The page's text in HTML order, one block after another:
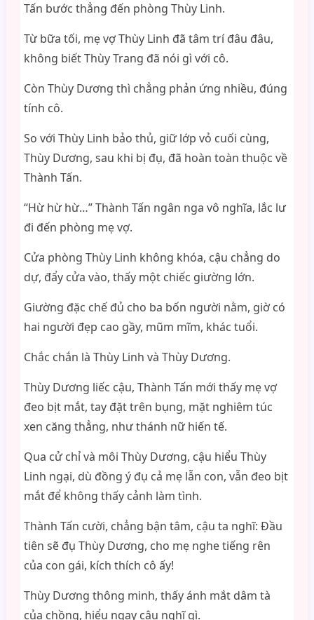
Tấn bước thẳng đến phòng Thùy Linh.
Từ bữa tối, mẹ vợ Thùy Linh đã tâm trí đâu đâu,
không biết Thùy Trang đã nói gì với cô.
Còn Thùy Dương thì chẳng phản ứng nhiều, đúng
tính cô.
So với Thùy Linh bảo thủ, giữ lớp vỏ cuối cùng,
Thùy Dương, sau khi bị đụ, đã hoàn toàn thuộc về
Thành Tấn.
“Hừ hừ hừ…” Thành Tấn ngân nga vô nghĩa, lắc lư
đi đến phòng mẹ vợ.
Cửa phòng Thùy Linh không khóa, cậu chẳng do
dự, đẩy cửa vào, thấy một chiếc giường lớn.
Giường đặc chế đủ cho ba bốn người nằm, giờ có
hai người đẹp cao gầy, mũm mĩm, khác tuổi.
Chắc chắn là Thùy Linh và Thùy Dương.
Thùy Dương liếc cậu, Thành Tấn mới thấy mẹ vợ
đeo bịt mắt, tay đặt trên bụng, mặt nghiêm túc
xen căng thẳng, như thánh nữ hiến tế.
Qua cử chỉ và môi Thùy Dương, cậu hiểu Thùy
Linh ngại, dù đồng ý đụ cả mẹ lẫn con, vẫn đeo bịt
mắt để không thấy cảnh làm tình.
Thành Tấn cười, chẳng bận tâm, cậu ta nghĩ: Đầu
tiên sẽ đụ Thùy Dương, cho mẹ nghe tiếng rên
của con gái, kích thích cô ấy!
Thùy Dương thông minh, thấy ánh mắt dâm tà
của chồng, hiểu ngay cậu nghĩ gì.